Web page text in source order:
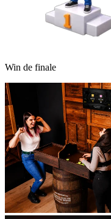
Win de finale